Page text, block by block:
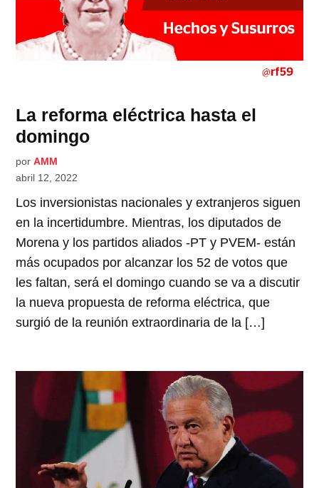
La reforma eléctrica hasta el
domingo
por AMM
abril 12, 2022
Los inversionistas nacionales y extranjeros siguen
en la incertidumbre. Mientras, los diputados de
Morena y los partidos aliados -PT y PVEM- están
más ocupados por alcanzar los 52 de votos que
les faltan, será el domingo cuando se va a discutir
la nueva propuesta de reforma eléctrica, que
surgió de la reunión extraordinaria de la […]